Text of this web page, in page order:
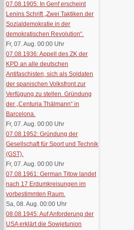
07.08.1905: In Genf erscheint
Lenins Schrift „Zwei Taktiken der
Sozialdemokratie in der
demokratischen Revolution“.
Fr, 07. Aug. 00:00 Uhr
07.08.1936: Appell des ZK der
KPD an alle deutschen
Antifaschisten, sich als Soldaten
der spanischen Volksfront zur
Verfügung zu stellen. Gründung
der „Centuria Thälmann“ in
Barcelona.
Fr, 07. Aug. 00:00 Uhr
07.08.1952: Gründung der
Gesellschaft für Sport und Technik
(GST).
Fr, 07. Aug. 00:00 Uhr
07.08.1961: German Titow landet
nach 17 Erdumkreisungen im
vorbestimmten Raum.
Sa, 08. Aug. 00:00 Uhr
08.08.1945: Auf Anforderung der
USA erklärt die Sowjetunion